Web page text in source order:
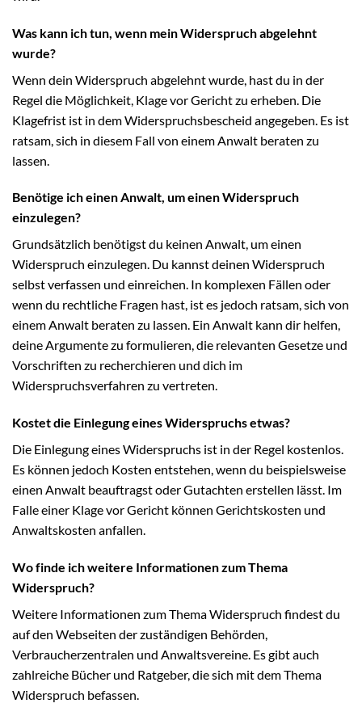
Was kann ich tun, wenn mein Widerspruch abgelehnt
wurde?
Wenn dein Widerspruch abgelehnt wurde, hast du in der
Regel die Möglichkeit, Klage vor Gericht zu erheben. Die
Klagefrist ist in dem Widerspruchsbescheid angegeben. Es ist
ratsam, sich in diesem Fall von einem Anwalt beraten zu
lassen.
Benötige ich einen Anwalt, um einen Widerspruch
einzulegen?
Grundsätzlich benötigst du keinen Anwalt, um einen
Widerspruch einzulegen. Du kannst deinen Widerspruch
selbst verfassen und einreichen. In komplexen Fällen oder
wenn du rechtliche Fragen hast, ist es jedoch ratsam, sich von
einem Anwalt beraten zu lassen. Ein Anwalt kann dir helfen,
deine Argumente zu formulieren, die relevanten Gesetze und
Vorschriften zu recherchieren und dich im
Widerspruchsverfahren zu vertreten.
Kostet die Einlegung eines Widerspruchs etwas?
Die Einlegung eines Widerspruchs ist in der Regel kostenlos.
Es können jedoch Kosten entstehen, wenn du beispielsweise
einen Anwalt beauftragst oder Gutachten erstellen lässt. Im
Falle einer Klage vor Gericht können Gerichtskosten und
Anwaltskosten anfallen.
Wo finde ich weitere Informationen zum Thema
Widerspruch?
Weitere Informationen zum Thema Widerspruch findest du
auf den Webseiten der zuständigen Behörden,
Verbraucherzentralen und Anwaltsvereine. Es gibt auch
zahlreiche Bücher und Ratgeber, die sich mit dem Thema
Widerspruch befassen.